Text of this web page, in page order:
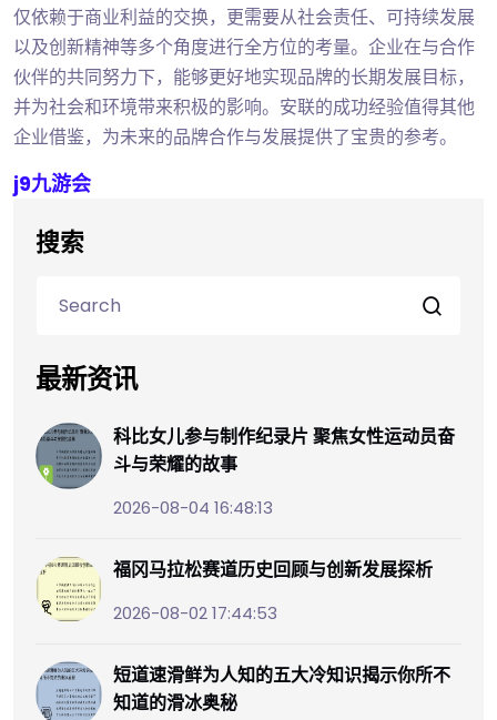
仅依赖于商业利益的交换，更需要从社会责任、可持续发展
以及创新精神等多个角度进行全方位的考量。企业在与合作
伙伴的共同努力下，能够更好地实现品牌的长期发展目标，
并为社会和环境带来积极的影响。安联的成功经验值得其他
企业借鉴，为未来的品牌合作与发展提供了宝贵的参考。
j9九游会
搜索
最新资讯
科比女儿参与制作纪录片 聚焦女性运动员奋
斗与荣耀的故事
2026-08-04 16:48:13
福冈马拉松赛道历史回顾与创新发展探析
2026-08-02 17:44:53
短道速滑鲜为人知的五大冷知识揭示你所不
知道的滑冰奥秘